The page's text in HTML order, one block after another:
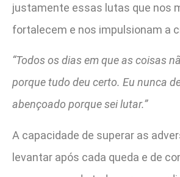
justamente essas lutas que nos
fortalecem e nos impulsionam a
“Todos os dias em que as coisas
porque tudo deu certo. Eu nunca
abençoado porque sei lutar.”
A capacidade de superar as
levantar após cada queda e de